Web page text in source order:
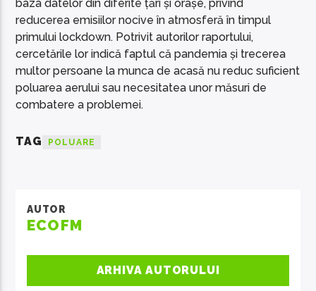
baza datelor din diferite țări și orașe, privind
reducerea emisiilor nocive în atmosferă în timpul
primului lockdown. Potrivit autorilor raportului,
cercetările lor indică faptul că pandemia și trecerea
multor persoane la munca de acasă nu reduc suficient
poluarea aerului sau necesitatea unor măsuri de
combatere a problemei.
TAG POLUARE
AUTOR
ECOFM
ARHIVA AUTORULUI